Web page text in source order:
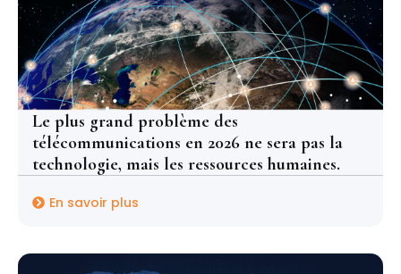
Le plus grand problème des
télécommunications en 2026 ne sera pas la
technologie, mais les ressources humaines.
En savoir plus